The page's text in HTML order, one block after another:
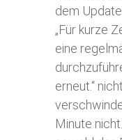
dem
„Für kurze
eine
erneut.“
Minute